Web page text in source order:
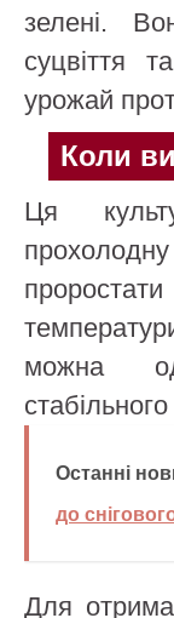
зелені.
суцвіття
урожай
Коли
Ця
можна
Останні
до
Для